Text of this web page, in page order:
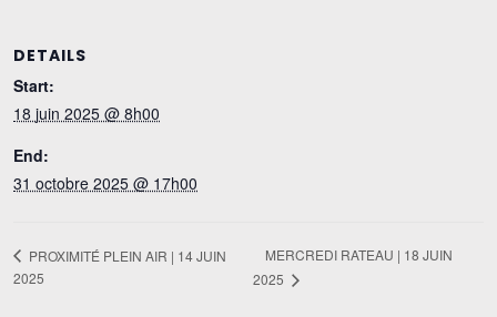
DETAILS
Start:
18 juin 2025 @ 8h00
End:
31 octobre 2025 @ 17h00
PROXIMITÉ PLEIN AIR | 14 JUIN
2025
MERCREDI RATEAU | 18 JUIN
2025